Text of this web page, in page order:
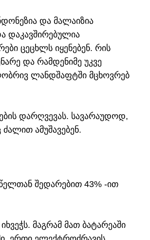
და მალაიზია
დაკავშირებულია
ცეცხლს იყენებენ. რის
და რამდენიმე უკვე
ლანდშაფტში მცხოვრებ
დარღვევას. სავარაუდოდ,
ამუშავებენ.
შედარებით 43% -ით
მაგრამ მათ ბატარეაში